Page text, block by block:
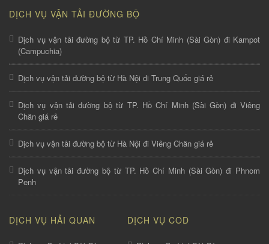
DỊCH VỤ VẬN TẢI ĐƯỜNG BỘ
Dịch vụ vận tải đường bộ từ TP. Hồ Chí Minh (Sài Gòn) đi Kampot
(Campuchia)
Dịch vụ vận tải đường bộ từ Hà Nội đi Trung Quốc giá rẻ
Dịch vụ vận tải đường bộ từ TP. Hồ Chí Minh (Sài Gòn) đi Viêng
Chăn giá rẻ
Dịch vụ vận tải đường bộ từ Hà Nội đi Viêng Chăn giá rẻ
Dịch vụ vận tải đường bộ từ TP. Hồ Chí Minh (Sài Gòn) đi Phnom
Penh
DỊCH VỤ HẢI QUAN DỊCH VỤ COD